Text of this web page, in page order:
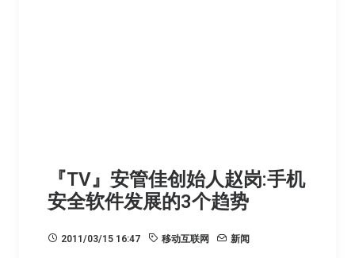
『TV』安管佳创始人赵岗:手机
安全软件发展的3个趋势
2011/03/15 16:47 移动互联网 新闻